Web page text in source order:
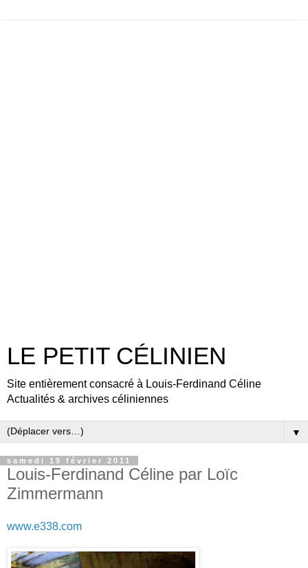
LE PETIT CÉLINIEN
Site entièrement consacré à Louis-Ferdinand Céline
Actualités & archives céliniennes
▼
samedi 19 février 2011
Louis-Ferdinand Céline par Loïc
Zimmermann
www.e338.com